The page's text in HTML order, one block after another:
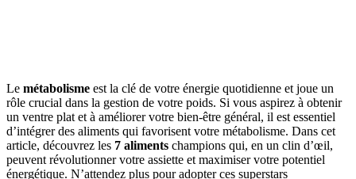
Le métabolisme est la clé de votre énergie quotidienne et joue un
rôle crucial dans la gestion de votre poids. Si vous aspirez à obtenir
un ventre plat et à améliorer votre bien-être général, il est essentiel
d’intégrer des aliments qui favorisent votre métabolisme. Dans cet
article, découvrez les 7 aliments champions qui, en un clin d’œil,
peuvent révolutionner votre assiette et maximiser votre potentiel
énergétique. N’attendez plus pour adopter ces superstars